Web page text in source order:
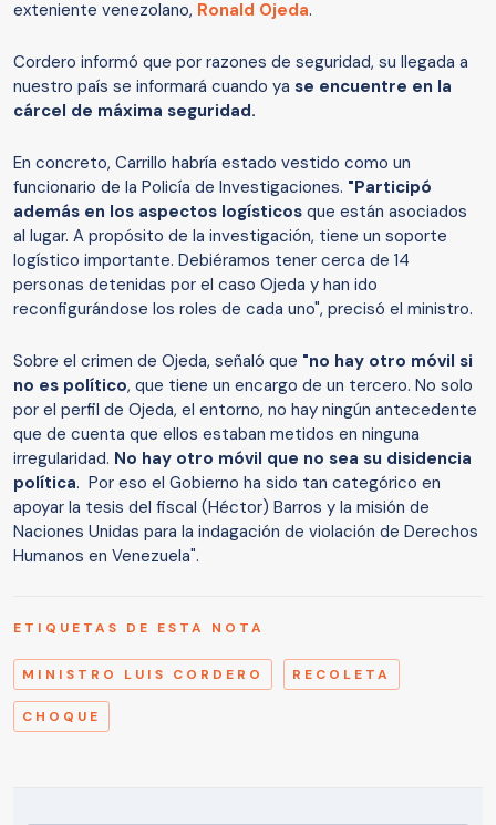
exteniente venezolano, Ronald Ojeda.
Cordero informó que por razones de seguridad, su llegada a
nuestro país se informará cuando ya se encuentre en la
cárcel de máxima seguridad.
En concreto, Carrillo habría estado vestido como un
funcionario de la Policía de Investigaciones. "Participó
además en los aspectos logísticos que están asociados
al lugar. A propósito de la investigación, tiene un soporte
logístico importante. Debiéramos tener cerca de 14
personas detenidas por el caso Ojeda y han ido
reconfigurándose los roles de cada uno", precisó el ministro.
Sobre el crimen de Ojeda, señaló que "no hay otro móvil si
no es político, que tiene un encargo de un tercero. No solo
por el perfil de Ojeda, el entorno, no hay ningún antecedente
que de cuenta que ellos estaban metidos en ninguna
irregularidad. No hay otro móvil que no sea su disidencia
política. Por eso el Gobierno ha sido tan categórico en
apoyar la tesis del fiscal (Héctor) Barros y la misión de
Naciones Unidas para la indagación de violación de Derechos
Humanos en Venezuela".
ETIQUETAS DE ESTA NOTA
MINISTRO LUIS CORDERO RECOLETA
CHOQUE